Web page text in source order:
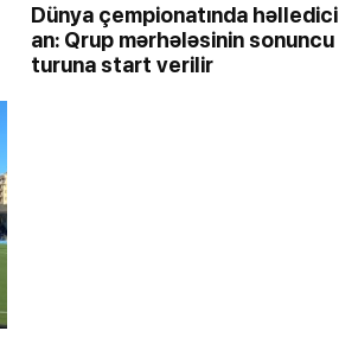
Dünya çempionatında həlledici
an: Qrup mərhələsinin sonuncu
turuna start verilir